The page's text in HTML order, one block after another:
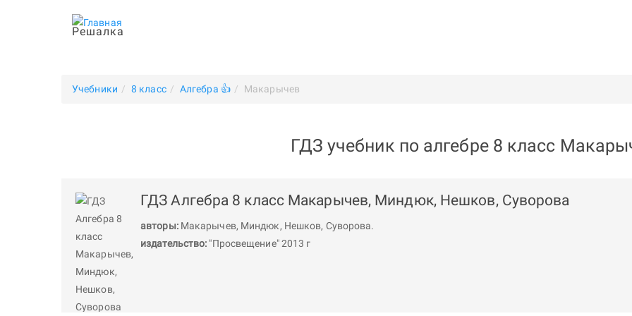
Решалка
Учебники 8 класс Алгебра 👍 Макарычев
ГДЗ учебник по алгебре 8 класс
ГДЗ Алгебра 8 класс Макарычев, Миндюк, Нешков, Суворова
авторы: Макарычев, Миндюк, Нешков, Суворова.
издательство: "Просвещение" 2013 г